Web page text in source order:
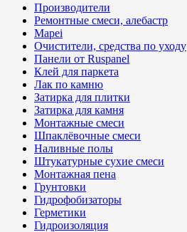
Производители
Ремонтные смеси, алебастр
Mapei
Очистители, средства по уходу
Панели от Ruspanel
Клей для паркета
Лак по камню
Затирка для плитки
Затирка для камня
Монтажные смеси
Шпаклёвочные смеси
Наливные полы
Штукатурные сухие смеси
Монтажная пена
Грунтовки
Гидрофобизаторы
Герметики
Гидроизоляция